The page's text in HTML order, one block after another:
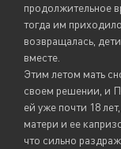
продолжительное
тогда им
возвращалась,
вместе.
Этим летом мать
своем решении, и
ей уже почти 18
матери и ее
что сильно